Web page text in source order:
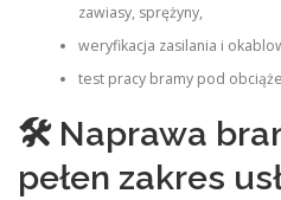
zawiasy, sprężyny,
weryfikacja zasilania i
test pracy bramy pod
🛠 Naprawa
pełen zakres